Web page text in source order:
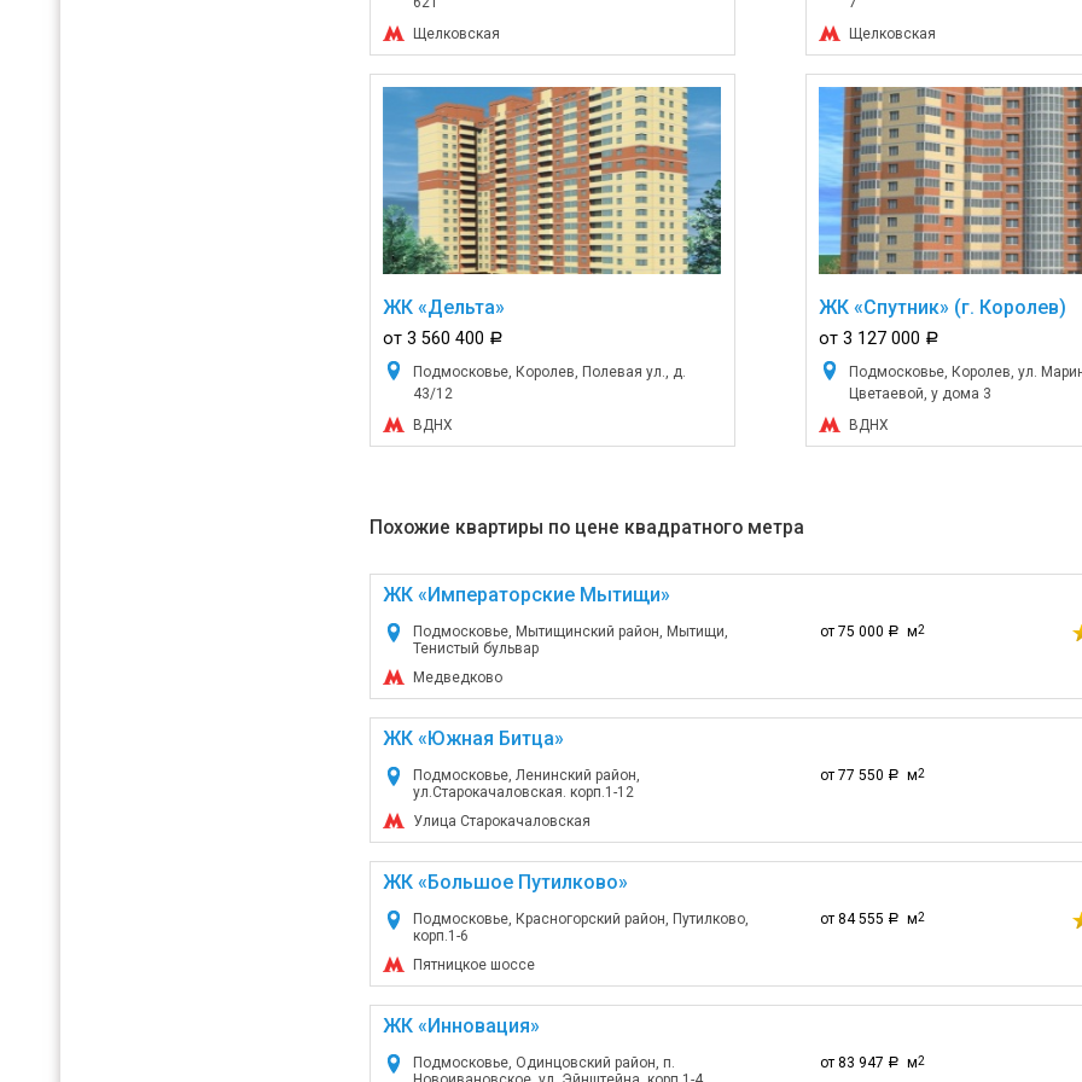
Щелковская
Щелковская
ЖК «Дельта»
от 3 560 400 a
Подмосковье, Королев, Полевая ул., д.
43/12
ВДНХ
ЖК «Спутник» (г. Королев)
от 3 127 000 a
Подмосковье, Королев, ул.
Цветаевой, у дома 3
ВДНХ
Похожие квартиры по цене квадратного метра
ЖК «Императорские Мытищи»
от 75 000 a м2
Подмосковье, Мытищинский район, Мытищи,
Тенистый бульвар
Медведково
ЖК «Южная Битца»
от 77 550 a м2
Подмосковье, Ленинский район,
ул.Старокачаловская. корп.1-12
Улица Старокачаловская
ЖК «Большое Путилково»
от 84 555 a м2
Подмосковье, Красногорский район, Путилково,
корп.1-6
Пятницкое шоссе
ЖК «Инновация»
от 83 947 a м2
Подмосковье, Одинцовский район, п.